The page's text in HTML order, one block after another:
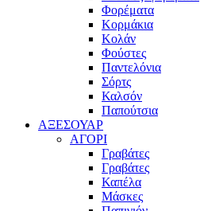
Φορέματα
Κορμάκια
Κολάν
Φούστες
Παντελόνια
Σόρτς
Καλσόν
Παπούτσια
ΑΞΕΣΟΥΑΡ
ΑΓΟΡΙ
Γραβάτες
Γραβάτες
Καπέλα
Μάσκες